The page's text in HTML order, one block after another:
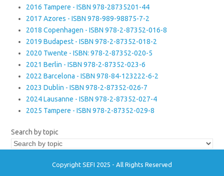
2016 Tampere - ISBN 978-28735201-44
2017 Azores - ISBN 978-989-98875-7-2
2018 Copenhagen - ISBN 978-2-87352-016-8
2019 Budapest - ISBN 978-2-87352-018-2
2020 Twente - ISBN: 978-2-87352-020-5
2021 Berlin - ISBN 978-2-87352-023-6
2022 Barcelona - ISBN 978-84-123222-6-2
2023 Dublin - ISBN 978-2-87352-026-7
2024 Lausanne - ISBN 978-2-87352-027-4
2025 Tampere - ISBN 978-2-87352-029-8
Search by topic
Copyright SEFI 2025 - All Rights Reserved